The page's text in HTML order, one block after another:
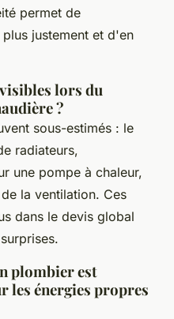
permet de
justement et d'en
lors du
?
sous-estimés : le
radiateurs,
une pompe à chaleur,
la ventilation. Ces
dans le devis global
plombier est
les énergies propres